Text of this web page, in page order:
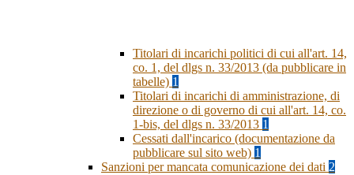
Titolari di incarichi politici di cui all'art. 14,
co. 1, del dlgs n. 33/2013 (da pubblicare in
tabelle) 1
Titolari di incarichi di amministrazione, di
direzione o di governo di cui all'art. 14, co.
1-bis, del dlgs n. 33/2013 1
Cessati dall'incarico (documentazione da
pubblicare sul sito web) 1
Sanzioni per mancata comunicazione dei dati 2